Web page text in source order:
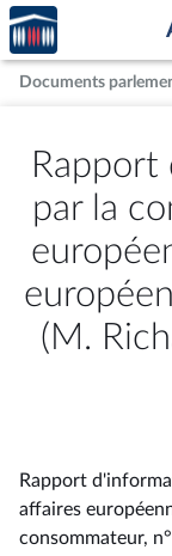
Aller au contenu
Aller en bas de la
Accèder
à la
page
d'accueil
Documents
par la
(M.
Rapport
affaires
consommateur,